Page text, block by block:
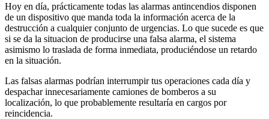
Hoy en día, prácticamente todas las alarmas antincendios disponen
de un dispositivo que manda toda la información acerca de la
destrucción a cualquier conjunto de urgencias. Lo que sucede es que
si se da la situacion de producirse una falsa alarma, el sistema
asimismo lo traslada de forma inmediata, produciéndose un retardo
en la situación.
Las falsas alarmas podrían interrumpir tus operaciones cada día y
despachar innecesariamente camiones de bomberos a su
localización, lo que probablemente resultaría en cargos por
reincidencia.